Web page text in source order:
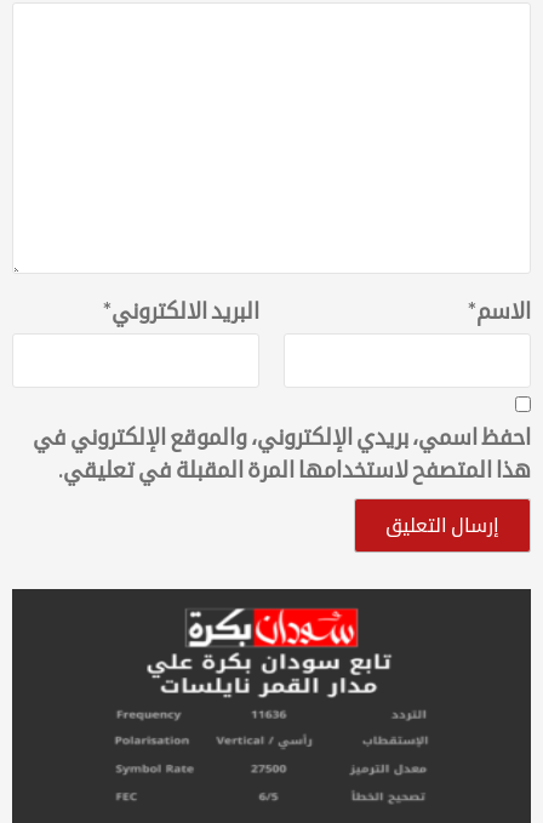
الاسم* البريد الالكتروني*
احفظ اسمي، بريدي الإلكتروني، والموقع الإلكتروني في
هذا المتصفح لاستخدامها المرة المقبلة في تعليقي.